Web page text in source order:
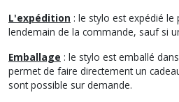
L'expédition : le stylo est expédié
lendemain de la commande, sauf si
Emballage : le stylo est emballé
permet de faire directement un
sont possible sur demande.